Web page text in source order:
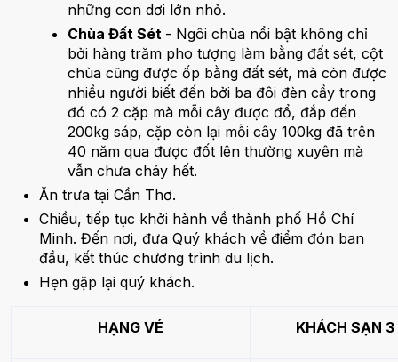
những con dơi lớn nhỏ.
Chùa Đất Sét - Ngôi chùa nổi bật không chỉ
bởi hàng trăm pho tượng làm bằng đất sét, cột
chùa cũng được ốp bằng đất sét, mà còn được
nhiều người biết đến bởi ba đôi đèn cầy trong
đó có 2 cặp mà mỗi cây được đổ, đắp đến
200kg sáp, cặp còn lại mỗi cây 100kg đã trên
40 năm qua được đốt lên thường xuyên mà
vẫn chưa cháy hết.
Ăn trưa tại Cần Thơ.
Chiều, tiếp tục khởi hành về thành phố Hồ Chí
Minh. Đến nơi, đưa Quý khách về điểm đón ban
đầu, kết thúc chương trình du lịch.
Hẹn gặp lại quý khách.
HẠNG VÉ KHÁCH SẠN 3